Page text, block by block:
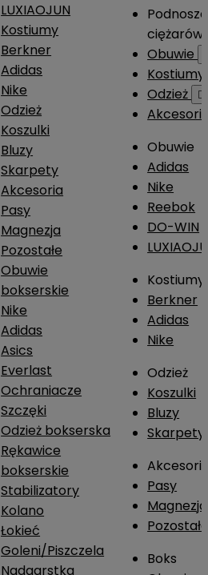
LUXIAOJUN
Kostiumy
Berkner
Adidas
Nike
Odzież
Koszulki
Bluzy
Skarpety
Akcesoria
Pasy
Magnezja
Pozostałe
Obuwie
bokserskie
Nike
Adidas
Asics
Everlast
Ochraniacze
Szczęki
Odzież bokserska
Rękawice
bokserskie
Stabilizatory
Kolano
Łokieć
Goleni/Piszczela
Nadgarstka
ciężarów
Obuwie
Kostiumy
Odzież

Obuwie
Adidas
Nike
Reebok
DO-WIN
Kostiumy
Berkner
Adidas
Nike
Odzież
Koszulki
Bluzy
Skarpety
Pasy
Magnezja
Boks